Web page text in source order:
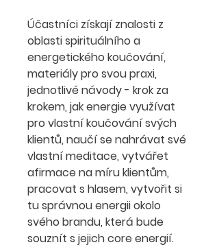
Účastníci získají znalosti z
oblasti spirituálního a
energetického koučování,
materiály pro svou praxi,
jednotlivé návody - krok za
krokem, jak energie využívat
pro vlastní koučování svých
klientů, naučí se nahrávat své
vlastní meditace, vytvářet
afirmace na míru klientům,
pracovat s hlasem, vytvořit si
tu správnou energii okolo
svého brandu, která bude
souznít s jejich core energií.